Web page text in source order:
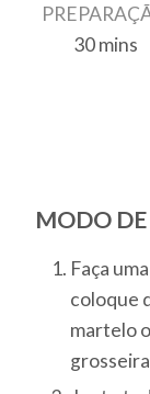
30minutes
mins
MODO DE
Faça
coloque
martelo